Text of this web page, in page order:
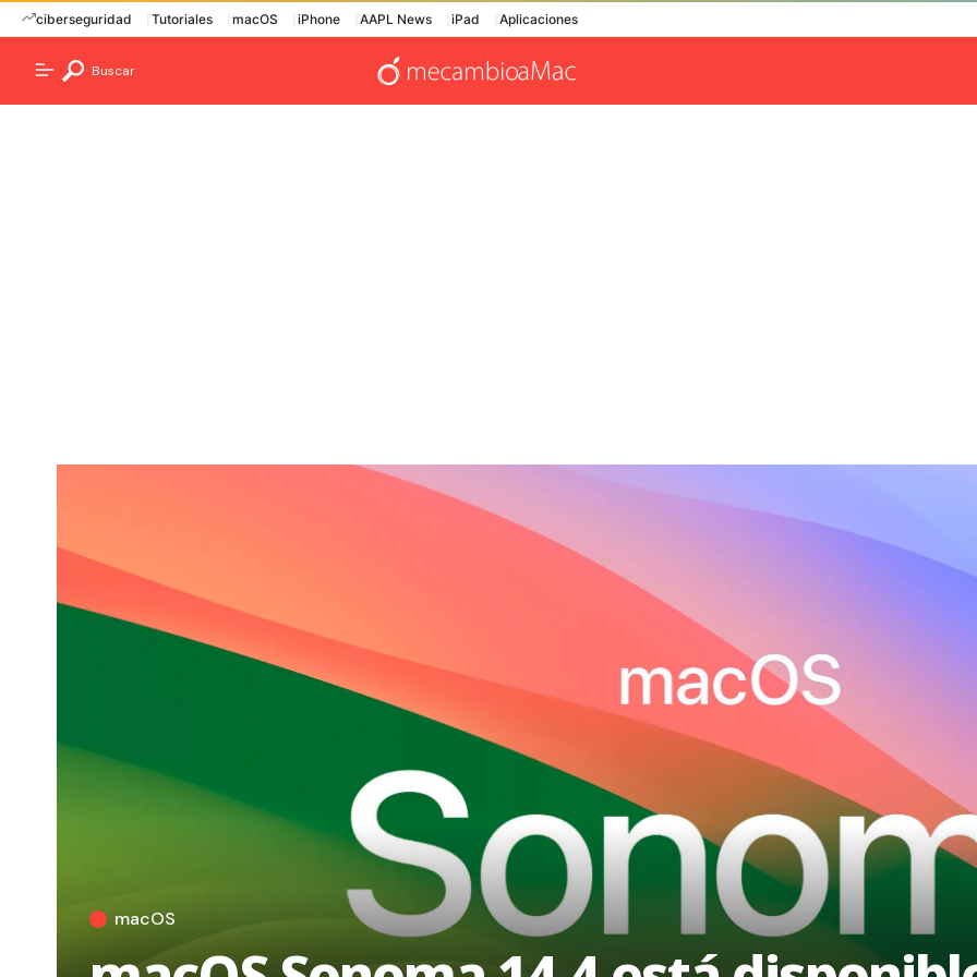
ciberseguridad Tutoriales macOS iPhone AAPL News iPad Aplicaciones
Buscar
macOS